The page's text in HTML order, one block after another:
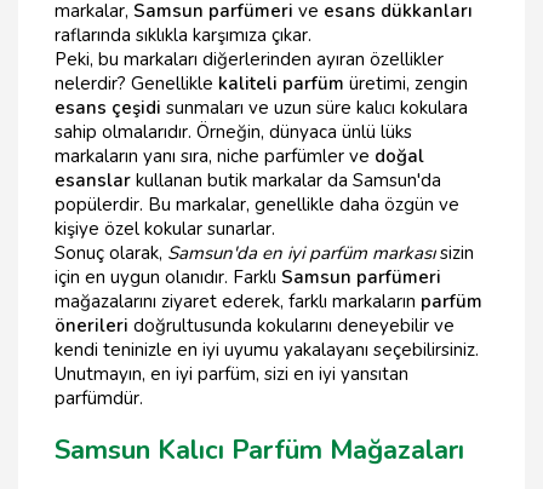
markalar, Samsun parfümeri ve esans dükkanları
raflarında sıklıkla karşımıza çıkar.
Peki, bu markaları diğerlerinden ayıran özellikler
nelerdir? Genellikle kaliteli parfüm üretimi, zengin
esans çeşidi sunmaları ve uzun süre kalıcı kokulara
sahip olmalarıdır. Örneğin, dünyaca ünlü lüks
markaların yanı sıra, niche parfümler ve doğal
esanslar kullanan butik markalar da Samsun'da
popülerdir. Bu markalar, genellikle daha özgün ve
kişiye özel kokular sunarlar.
Sonuç olarak, Samsun'da en iyi parfüm markasısizin
için en uygun olanıdır. Farklı Samsun parfümeri
mağazalarını ziyaret ederek, farklı markaların parfüm
önerileri doğrultusunda kokularını deneyebilir ve
kendi teninizle en iyi uyumu yakalayanı seçebilirsiniz.
Unutmayın, en iyi parfüm, sizi en iyi yansıtan
parfümdür.
Samsun Kalıcı Parfüm Mağazaları